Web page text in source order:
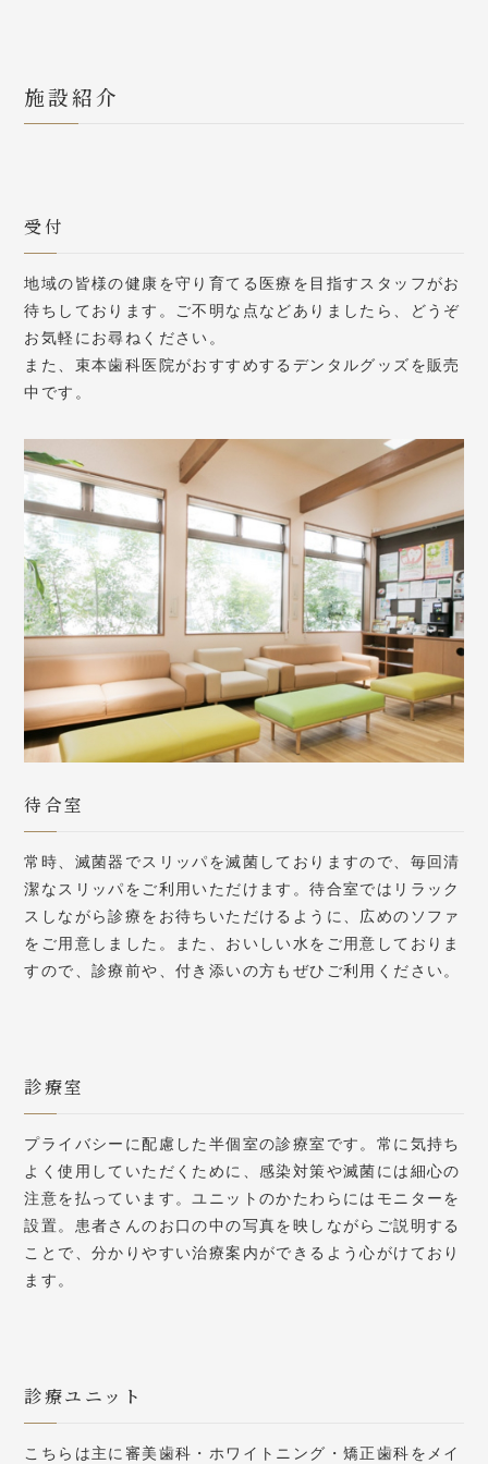
施設紹介
受付
地域の皆様の健康を守り育てる医療を目指すスタッフがお
待ちしております。ご不明な点などありましたら、どうぞ
お気軽にお尋ねください。
また、束本歯科医院がおすすめするデンタルグッズを販売
中です。
待合室
常時、滅菌器でスリッパを滅菌しておりますので、毎回清
潔なスリッパをご利用いただけます。待合室ではリラック
スしながら診療をお待ちいただけるように、広めのソファ
をご用意しました。また、おいしい水をご用意しておりま
すので、診療前や、付き添いの方もぜひご利用ください。
診療室
プライバシーに配慮した半個室の診療室です。常に気持ち
よく使用していただくために、感染対策や滅菌には細心の
注意を払っています。ユニットのかたわらにはモニターを
設置。患者さんのお口の中の写真を映しながらご説明する
ことで、分かりやすい治療案内ができるよう心がけており
ます。
診療ユニット
こちらは主に審美歯科・ホワイトニング・矯正歯科をメイ